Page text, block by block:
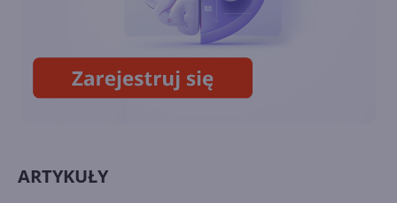
Copilot wychodzi poza CRM.
Poznaj możliwości nowego
Service Agent
ARTYKUŁY